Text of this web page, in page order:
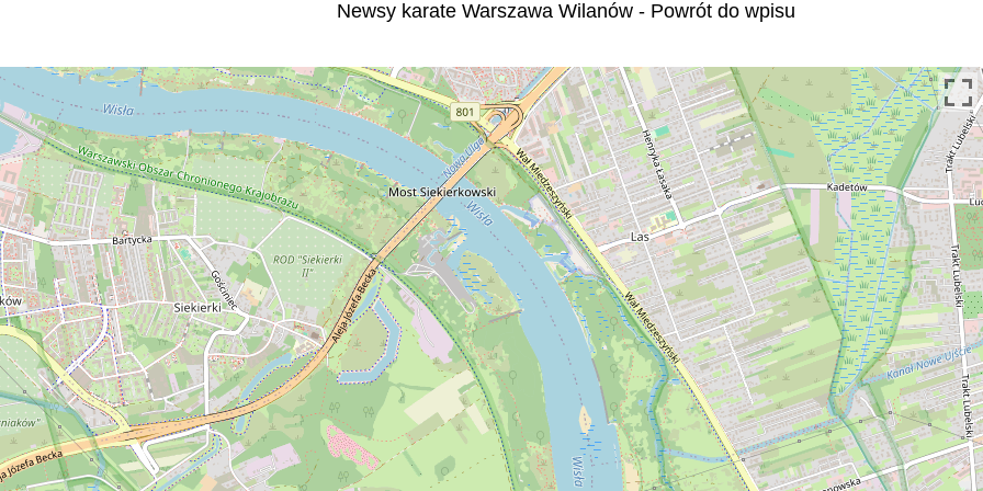
Newsy karate Warszawa Wilanów - Powrót do wpisu